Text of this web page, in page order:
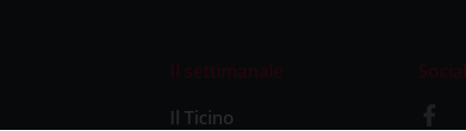
Il settimanale
Il Ticino
Social